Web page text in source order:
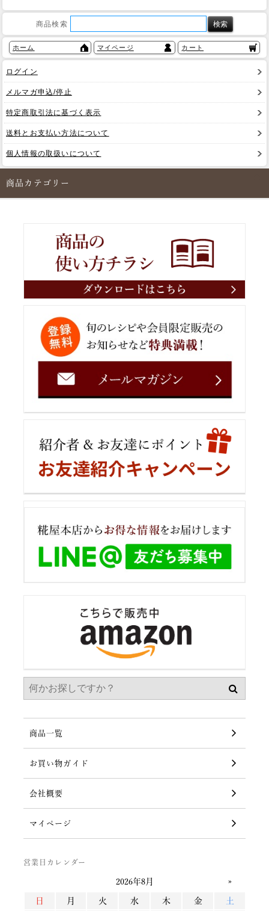
商品検索
ホーム マイページ カート
ログイン
メルマガ申込/停止
特定商取引法に基づく表示
送料とお支払い方法について
個人情報の取扱いについて
商品カテゴリー
商品一覧
お買い物ガイド
会社概要
マイページ
営業日カレンダー